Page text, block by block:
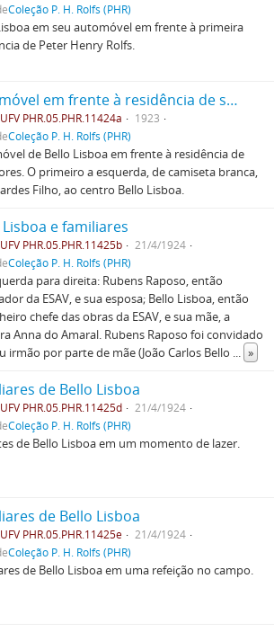
Coleção P. H. Rolfs (PHR)
em seu automóvel em frente à primeira
de Peter Henry Rolfs.
Automóvel em frente à residência de servidores
PHR.05.PHR.11424a
1923
Coleção P. H. Rolfs (PHR)
de Bello Lisboa em frente à residência de
O primeiro a esquerda, de camiseta branca,
Filho, ao centro Bello Lisboa.
e familiares
PHR.05.PHR.11425b
21/4/1924
Coleção P. H. Rolfs (PHR)
para direita: Rubens Raposo, então
da ESAV, e sua esposa; Bello Lisboa, então
chefe das obras da ESAV, e sua mãe, a
Anna do Amaral. Rubens Raposo foi convidado
irmão por parte de mãe (João Carlos Bello ... »
de Bello Lisboa
PHR.05.PHR.11425d
21/4/1924
Coleção P. H. Rolfs (PHR)
de Bello Lisboa em um momento de lazer.
de Bello Lisboa
PHR.05.PHR.11425e
21/4/1924
Coleção P. H. Rolfs (PHR)
de Bello Lisboa em uma refeição no campo.